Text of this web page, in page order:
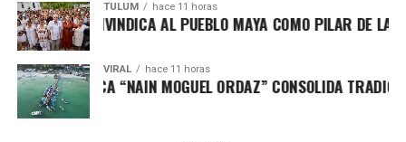
TULUM hace 11 horas
MARÍN REIVINDICA AL PUEBLO MAYA COMO PILAR DE LA
VIRAL hace 11 horas
DE PESCA “NAIN MOGUEL ORDAZ” CONSOLIDA TRADICIÓN